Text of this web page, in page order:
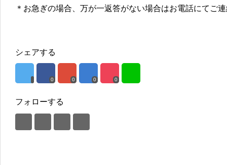
＊お急ぎの場合、万が一返答がない場合はお電話にてご
シェアする
0 0 0 0
フォローする